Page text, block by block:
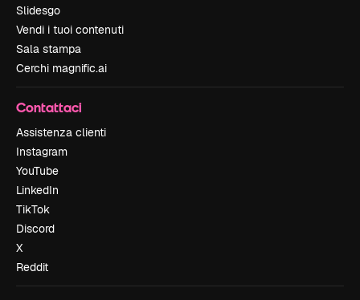
Slidesgo
Vendi i tuoi contenuti
Sala stampa
Cerchi magnific.ai
Contattaci
Assistenza clienti
Instagram
YouTube
LinkedIn
TikTok
Discord
X
Reddit